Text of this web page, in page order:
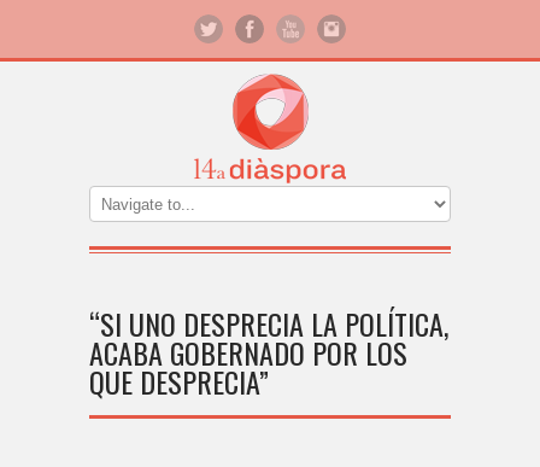
“SI UNO DESPRECIA LA POLÍTICA,
ACABA GOBERNADO POR LOS
QUE DESPRECIA”